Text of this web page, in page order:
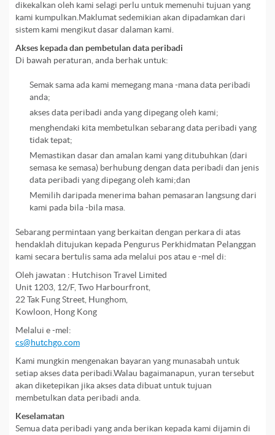
dikekalkan oleh kami selagi perlu untuk memenuhi tujuan yang
kami kumpulkan.Maklumat sedemikian akan dipadamkan dari
sistem kami mengikut dasar dalaman kami.
Akses kepada dan pembetulan data peribadi
Di bawah peraturan, anda berhak untuk:
Semak sama ada kami memegang mana -mana data peribadi
anda;
akses data peribadi anda yang dipegang oleh kami;
menghendaki kita membetulkan sebarang data peribadi yang
tidak tepat;
Memastikan dasar dan amalan kami yang ditubuhkan (dari
semasa ke semasa) berhubung dengan data peribadi dan jenis
data peribadi yang dipegang oleh kami;dan
Memilih daripada menerima bahan pemasaran langsung dari
kami pada bila -bila masa.
Sebarang permintaan yang berkaitan dengan perkara di atas
hendaklah ditujukan kepada Pengurus Perkhidmatan Pelanggan
kami secara bertulis sama ada melalui pos atau e -mel di:
Oleh jawatan : Hutchison Travel Limited
Unit 1203, 12/F, Two Harbourfront,
22 Tak Fung Street, Hunghom,
Kowloon, Hong Kong
Melalui e -mel:
cs@hutchgo.com
Kami mungkin mengenakan bayaran yang munasabah untuk
setiap akses data peribadi.Walau bagaimanapun, yuran tersebut
akan diketepikan jika akses data dibuat untuk tujuan
membetulkan data peribadi anda.
Keselamatan
Semua data peribadi yang anda berikan kepada kami dijamin di